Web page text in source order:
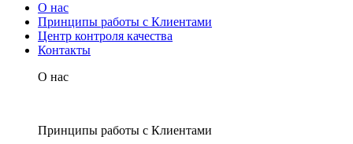
О нас
Принципы работы с Клиентами
Центр контроля качества
Контакты
О нас
Принципы работы с Клиентами